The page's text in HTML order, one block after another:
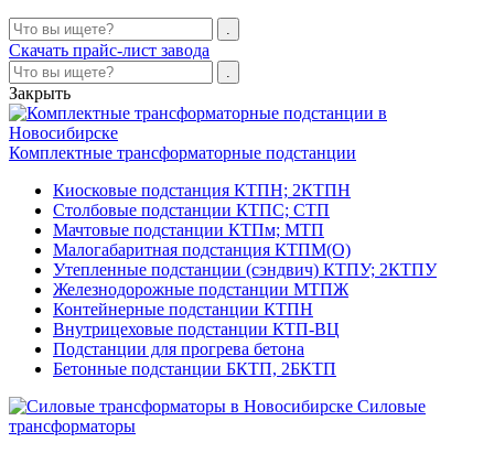
Скачать прайс-лист завода
Закрыть
Комплектные трансформаторные подстанции
Киосковые подстанция КТПН; 2КТПН
Столбовые подстанции КТПС; СТП
Мачтовые подстанции КТПм; МТП
Малогабаритная подстанция КТПМ(О)
Утепленные подстанции (сэндвич) КТПУ; 2КТПУ
Железнодорожные подстанции МТПЖ
Контейнерные подстанции КТПН
Внутрицеховые подстанции КТП-ВЦ
Подстанции для прогрева бетона
Бетонные подстанции БКТП, 2БКТП
Силовые
трансформаторы